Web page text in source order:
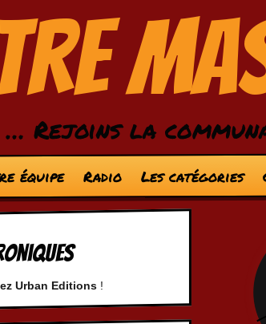
… Rejoins la
équipe Radio Les catégories
Urban Editions !